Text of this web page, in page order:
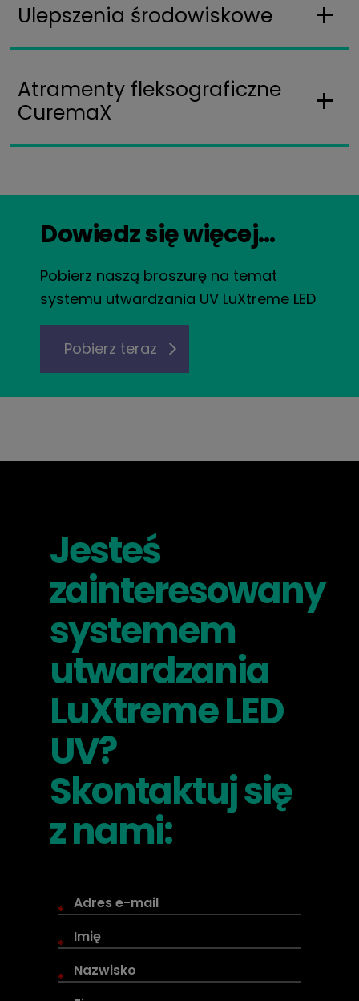
Ulepszenia środowiskowe
Atramenty fleksograficzne
CuremaX
Dowiedz się więcej…
Pobierz naszą broszurę na temat
systemu utwardzania UV LuXtreme LED
Pobierz teraz
Jesteś
zainteresowany
systemem
utwardzania
LuXtreme LED
UV?
Skontaktuj się
z nami:
*
*
*